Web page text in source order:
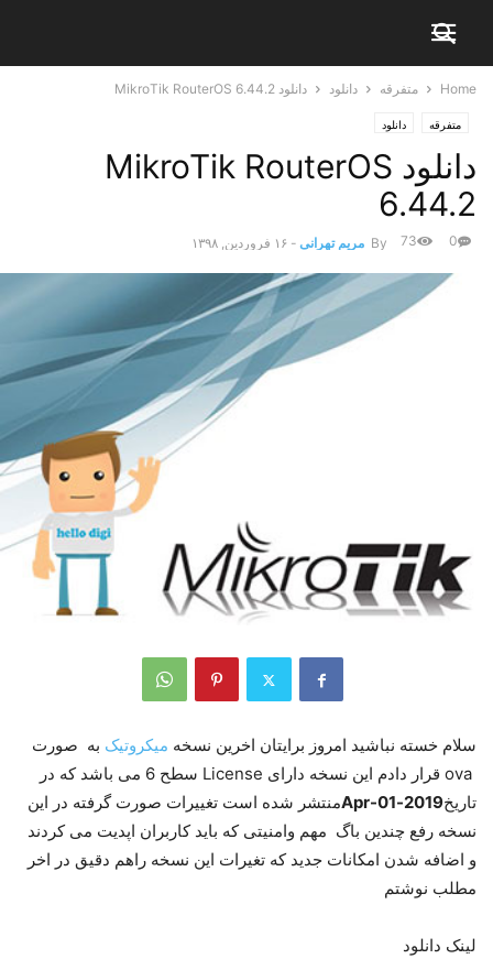
Home متفرقه دانلود دانلود MikroTik RouterOS 6.44.2
متفرقه دانلود
دانلود MikroTik RouterOS
6.44.2
By مریم تهرانی - ۱۶ فروردین, ۱۳۹۸ 0
73
سلام خسته نباشید امروز برایتان اخرین نسخه میکروتیک به صورت
ova قرار دادم این نسخه دارای License سطح 6 می باشد که در
تاریخ2019-Apr-01
منتشر شده است تغییرات صورت گرفته در این
نسخه رفع چندین باگ مهم وامنیتی که باید کاربران اپدیت می کردند
و اضافه شدن امکانات جدید که تغیرات این نسخه راهم دقیق در اخر
مطلب نوشتم
لینک دانلود